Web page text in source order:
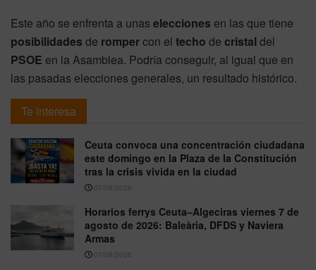
Este año se enfrenta a unas elecciones en las que tiene
posibilidades de rompercon el techo de cristal del
PSOE en la Asamblea. Podría conseguir, al igual que en
las pasadas elecciones generales, un resultado histórico.
Te interesa
Ceuta convoca una concentración ciudadana
este domingo en la Plaza de la Constitución
tras la crisis vivida en la ciudad
07/08/2026
Horarios ferrys Ceuta–Algeciras viernes 7 de
agosto de 2026: Baleària, DFDS y Naviera
Armas
07/08/2026